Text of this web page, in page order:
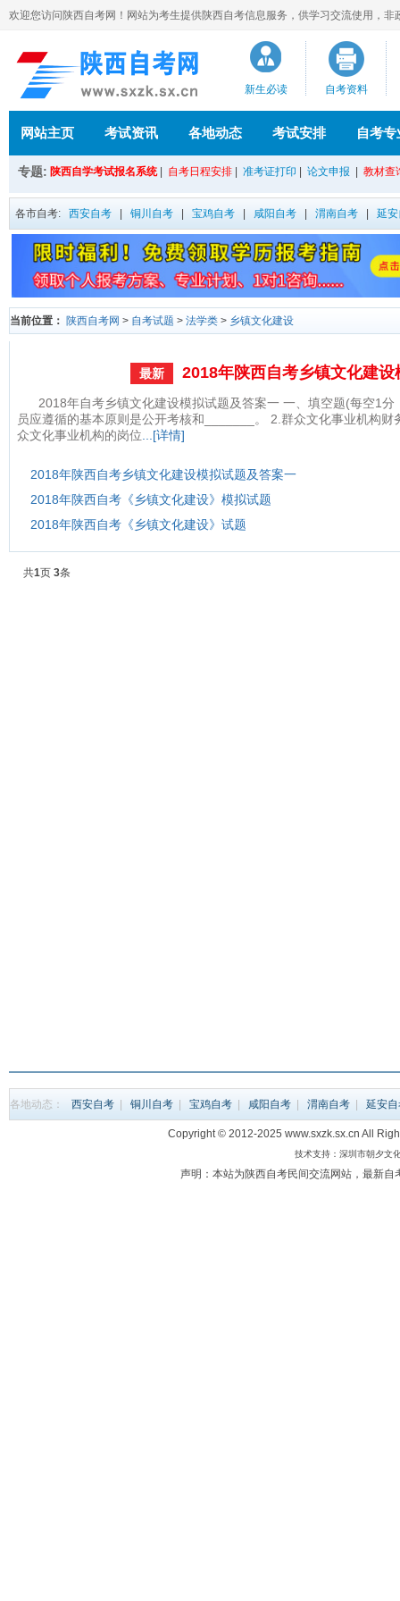
欢迎您访问陕西自考网！网站为考生提供陕西自考信息服务，供学习交流使用，
新生必读 自考资料
网站主页 考试资讯 各地动态 考试安排 自考专
专题: 陕西自学考试报名系统 自考日程安排 准考证打印 论文申报 教材查
各市自考: 西安自考 铜川自考 宝鸡自考 咸阳自考 渭南自考 延
当前位置： 陕西自考网 > 自考试题 > 法学类 > 乡镇文化建设
最新 2018年陕西自考乡镇文化建
2018年自考乡镇文化建设模拟试题及答案一 一、填空题(每空1
员应遵循的基本原则是公开考核和_______。 2.群众文化事业机构
众文化事业机构的岗位 ...[详情]
2018年陕西自考乡镇文化建设模拟试题及答案一
2018年陕西自考《乡镇文化建设》模拟试题
​2018年陕西自考《乡镇文化建设》试题
共1页 3条
各地动态： 西安自考 铜川自考 宝鸡自考 咸阳自考 渭南自考 延安
Copyright © 2012-2025 www.sxzk.sx.cn All
技术支持：深圳市朝夕文
声明：本站为陕西自考民间交流网站，最新